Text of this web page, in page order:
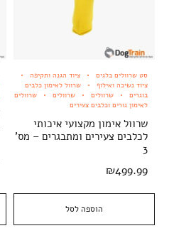
הוספה לסל
סט שרוולים בלגים
ציוד הגנה ותקיפה
ציוד נשיכה ואילוף
שרוול לאימון כלבים
בוגרים
שרוולים שרוולים
שרוולים
לאימון גורים וכלבים צעירים
שרוול אימון מקצועי איכותי
לכלבים צעירים ומתבגרים – מס'
3
₪499.99